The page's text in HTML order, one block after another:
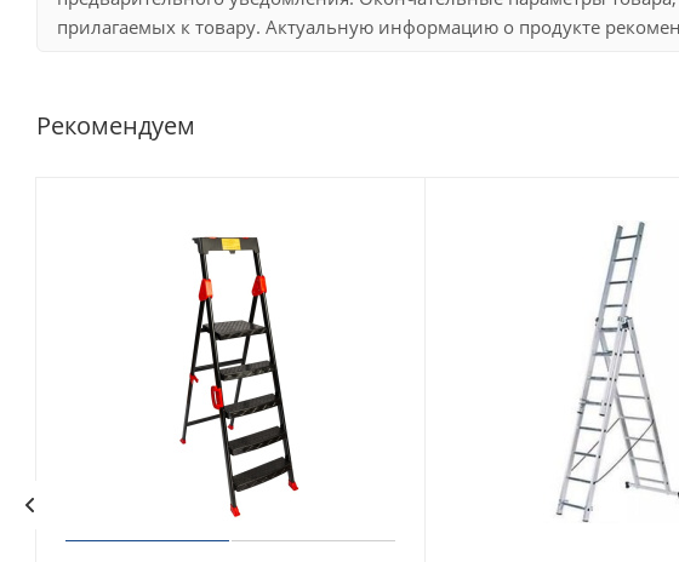
прилагаемых к товару. Актуальную информацию о продукте
Рекомендуем